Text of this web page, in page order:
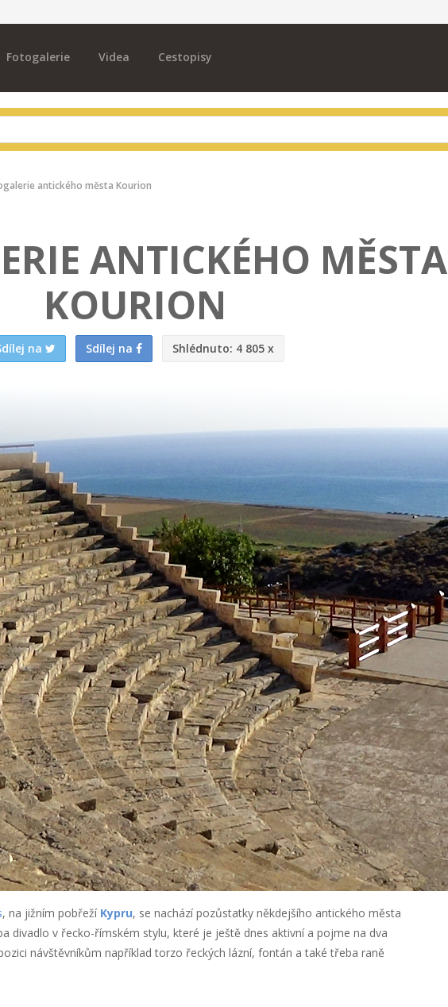
Fotogalerie Videa Cestopisy
antického města Kourion
ANTICKÉHO MĚSTA
KOURION
na Sdílej na Shlédnuto: 4 805 x
, na jižním pobřeží Kypru, se nachází pozůstatky někdejšího antického města
divadlo v řecko-římském stylu, které je ještě dnes aktivní a pojme na dva
návštěvníkům například torzo řeckých lázní, fontán a také třeba raně